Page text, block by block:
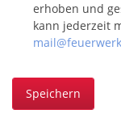
erhoben und
kann jederzeit
Speichern